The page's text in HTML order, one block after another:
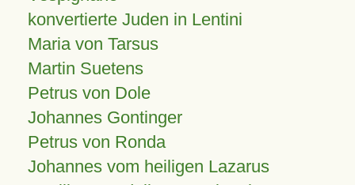
konvertierte Juden in Lentini
Maria von Tarsus
Martin Suetens
Petrus von Dole
Johannes Gontinger
Petrus von Ronda
Johannes vom heiligen Lazarus